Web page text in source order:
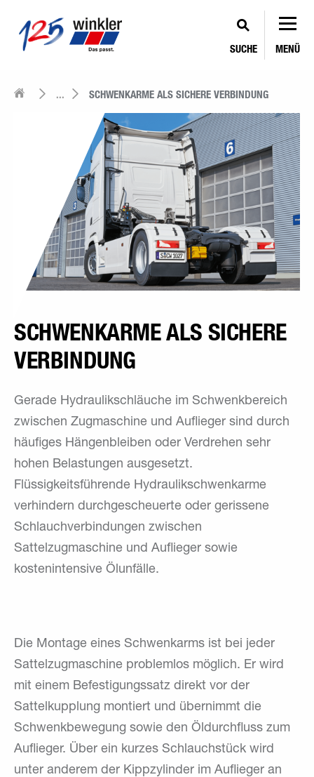
SUCHE MENÜ
... SCHWENKARME ALS SICHERE VERBINDUNG
SCHWENKARME ALS SICHERE
VERBINDUNG
Gerade Hydraulikschläuche im Schwenkbereich
zwischen Zugmaschine und Auflieger sind durch
häufiges Hängenbleiben oder Verdrehen sehr
hohen Belastungen ausgesetzt.
Flüssigkeitsführende Hydraulikschwenkarme
verhindern durchgescheuerte oder gerissene
Schlauchverbindungen zwischen
Sattelzugmaschine und Auflieger sowie
kostenintensive Ölunfälle.
Die Montage eines Schwenkarms ist bei jeder
Sattelzugmaschine problemlos möglich. Er wird
mit einem Befestigungssatz direkt vor der
Sattelkupplung montiert und übernimmt die
Schwenkbewegung sowie den Öldurchfluss zum
Auflieger. Über ein kurzes Schlauchstück wird
unter anderem der Kippzylinder im Auflieger an